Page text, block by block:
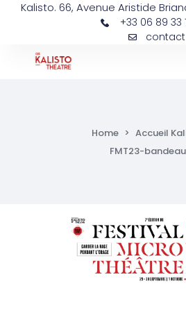
Kalisto. 66, Avenue Aristide
+33 06 89 33
contact
Home > Accueil
FMT23-